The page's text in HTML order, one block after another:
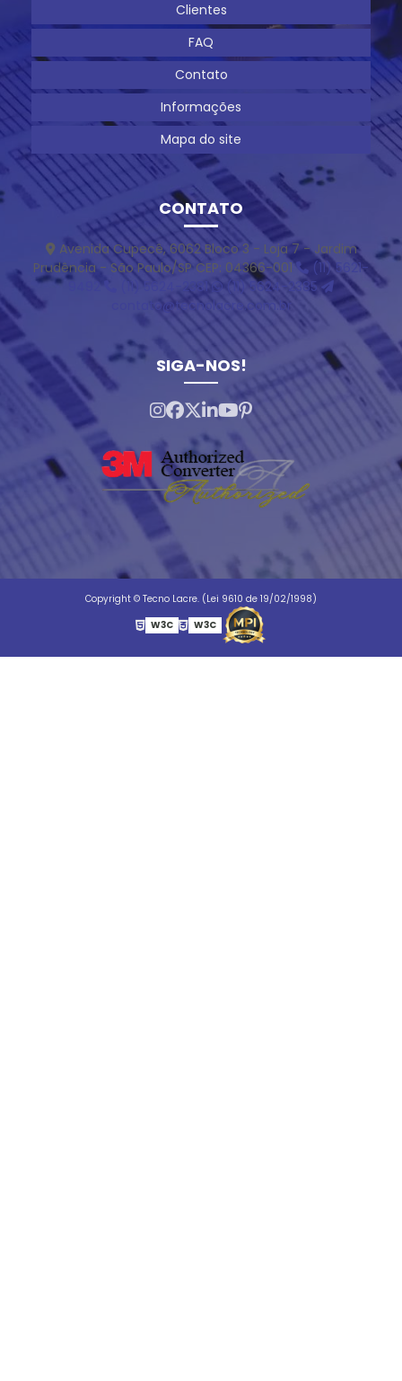
Clientes
FAQ
Contato
Informações
Mapa do site
CONTATO
Avenida Cupecê, 6062 Bloco 3 - Loja 7 - Jardim
Prudência - São Paulo/SP CEP: 04366-001
(11) 5621-
9492
(11) 5624-2381
(11) 5624-2385
contato@tecnolacre.com.br
SIGA-NOS!
Copyright © Tecno Lacre. (Lei 9610 de 19/02/1998)
W3C
W3C